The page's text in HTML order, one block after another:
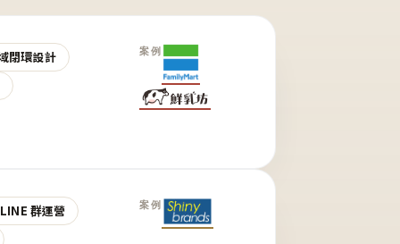
閉環設計
案例
群運營 案例